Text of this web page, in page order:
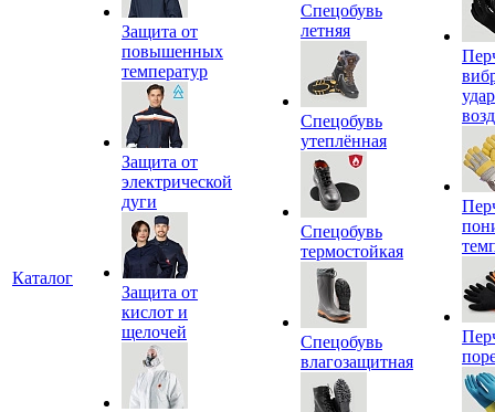
Каталог
Защита от
повышенных
температур
Защита от
электрической
дуги
Защита от
кислот и
щелочей
Спецобувь
летняя
Спецобувь
утеплённая
Спецобувь
термостойкая
Спецобувь
влагозащитная